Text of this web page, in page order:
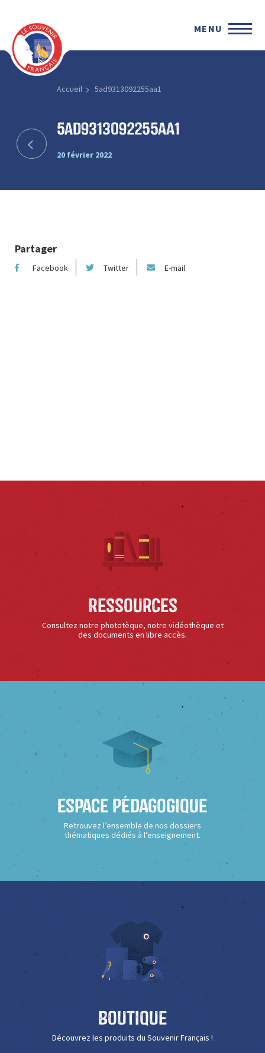
MENU
Accueil 5ad9313092255aa1
5ad9313092255aa1
20 février 2022
Partager
Facebook Twitter E-mail
Ressources
Consultez notre phototèque, notre vidéothèque et
des documents en libre accès.
Espace Pédagogique
Retrouvez l’ensemble de nos dossiers
thématiques dédiés à l’enseignement.
Boutique
Découvrez les produits du Souvenir Français !